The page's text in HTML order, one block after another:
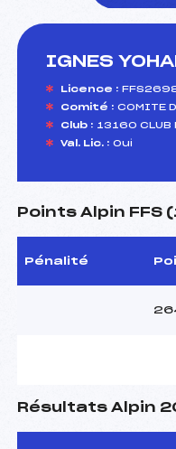
IGNES
Licence :
Comité : COMITE
Club : 13160 CLUB
Val. Lic. : Oui
Points Alpin FFS
Pénalité
Résultats Alpin